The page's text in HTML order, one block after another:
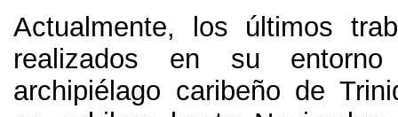
Actualmente,
los últimos
realizados en su
archipiélago caribeño de